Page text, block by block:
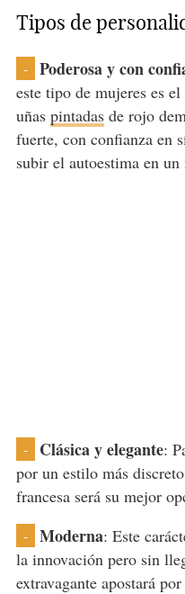
Tipos de
- Poderosa y con
este tipo de mujeres es
uñas pintadasde rojo
fuerte, con confianza en
subir el autoestima en un
- Clásica y elegante:
por un estilo más
francesa será su mejor
- Moderna: Este
la innovación pero sin
extravagante apostará